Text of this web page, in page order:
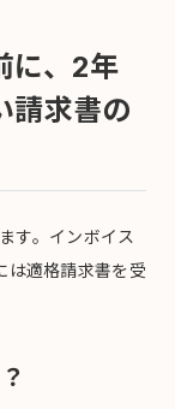
に、2年
請求書の
す。インボイス
は適格請求書を受